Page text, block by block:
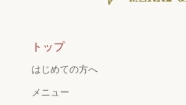
トップ
はじめての方へ
メニュー